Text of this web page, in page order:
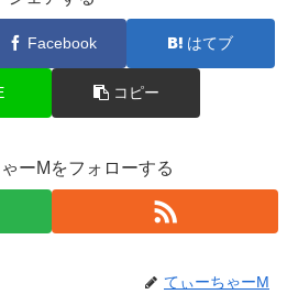
Facebook はてブ
コピー
ーMをフォローする
てぃーちゃーM